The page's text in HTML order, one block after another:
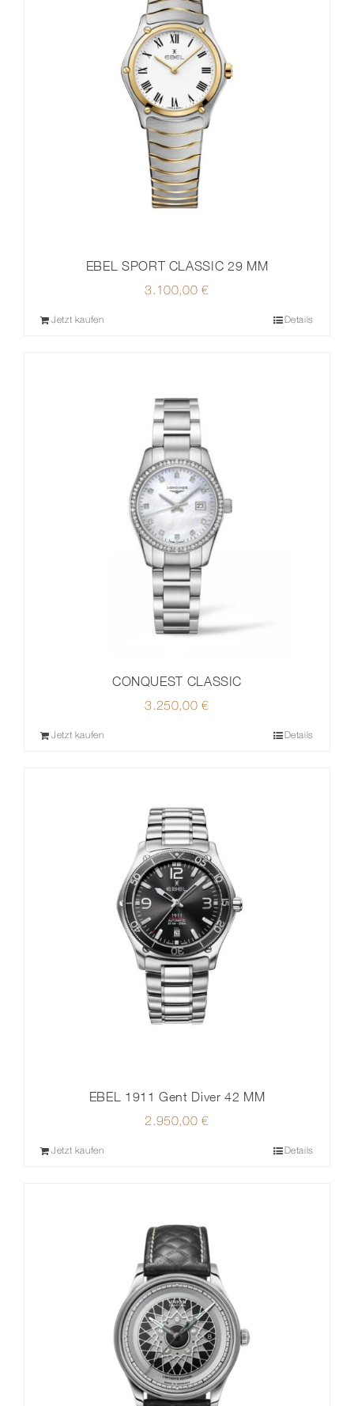
EBEL SPORT CLASSIC 29 MM
3.100,00€
Jetzt kaufen Details
CONQUEST CLASSIC
3.250,00€
Jetzt kaufen Details
EBEL 1911 Gent Diver 42 MM
2.950,00€
Jetzt kaufen Details